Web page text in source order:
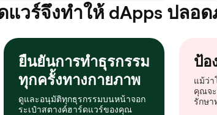
แวร์จึงทำให้ dApps ปลอ
ยืนยันการทำธุรกรรม
ทุกครั้งทางกายภาพ
ดูและอนุมัติทุกธุรกรรมบนหน้าจอก
ระเป๋าสตางค์ฮาร์ดแวร์ของคุณ
ป้อ
แม้ว่า
คุณจ
รักษ